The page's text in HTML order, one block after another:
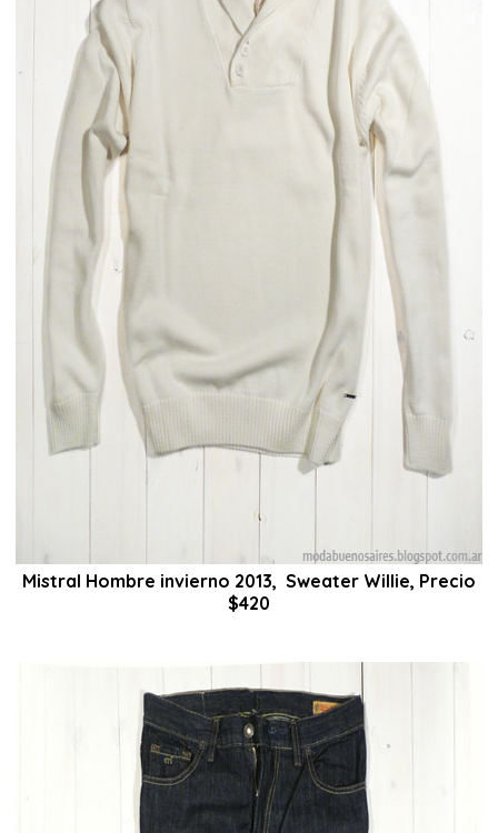
Mistral Hombre invierno 2013, Sweater Willie, Precio
$420